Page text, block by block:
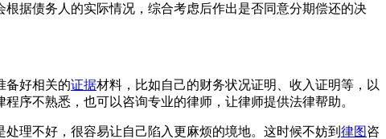
据债务人的实际情况，综合考虑后作出是否同意分期偿还的决
备好相关的证据材料，比如自己的财务状况证明、收入证明等，以
序不熟悉，也可以咨询专业的律师，让律师提供法律帮助。
理不好，很容易让自己陷入更麻烦的境地。这时候不妨到 律图咨